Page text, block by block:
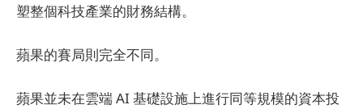
塑整個科技產業的財務結構。
蘋果的賽局則完全不同。
蘋果並未在雲端 AI 基礎設施上進行同等規模的資本投